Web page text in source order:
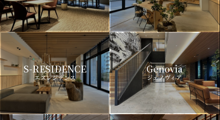
S-RESIDENCE
エスレジデンス
Genovia
ジェノヴィア